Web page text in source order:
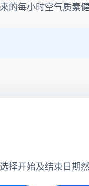
的每小时空气质素健
开始及结束日期